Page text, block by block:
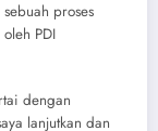
proses
PDI
dengan
lanjutkan dan